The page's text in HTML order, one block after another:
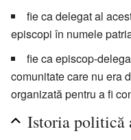
fie ca delegat al
episcopi în numele
fie ca episcop-
comunitate care nu era
organizată pentru a fi
Istoria politică